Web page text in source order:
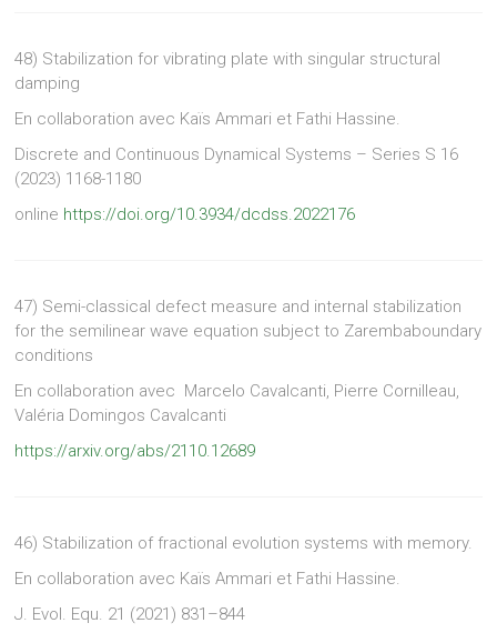
48) Stabilization for vibrating plate with singular structural
damping
En collaboration avec Kaïs Ammari et Fathi Hassine.
Discrete and Continuous Dynamical Systems – Series S 16
(2023) 1168-1180
online https://doi.org/10.3934/dcdss.2022176
47) Semi-classical defect measure and internal stabilization
for the semilinear wave equation subject to Zarembaboundary
conditions
En collaboration avec Marcelo Cavalcanti, Pierre Cornilleau,
Valéria Domingos Cavalcanti
https://arxiv.org/abs/2110.12689
46) Stabilization of fractional evolution systems with memory.
En collaboration avec Kaïs Ammari et Fathi Hassine.
J. Evol. Equ. 21 (2021) 831–844